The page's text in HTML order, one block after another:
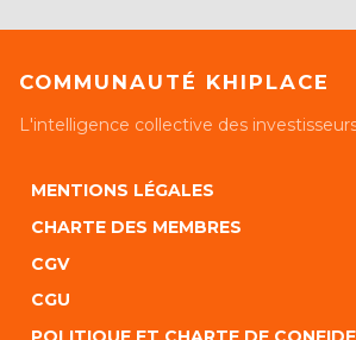
COMMUNAUTÉ KHIPLACE
L'intelligence collective des
MENTIONS LÉGALES
CHARTE DES MEMBRES
CGV
CGU